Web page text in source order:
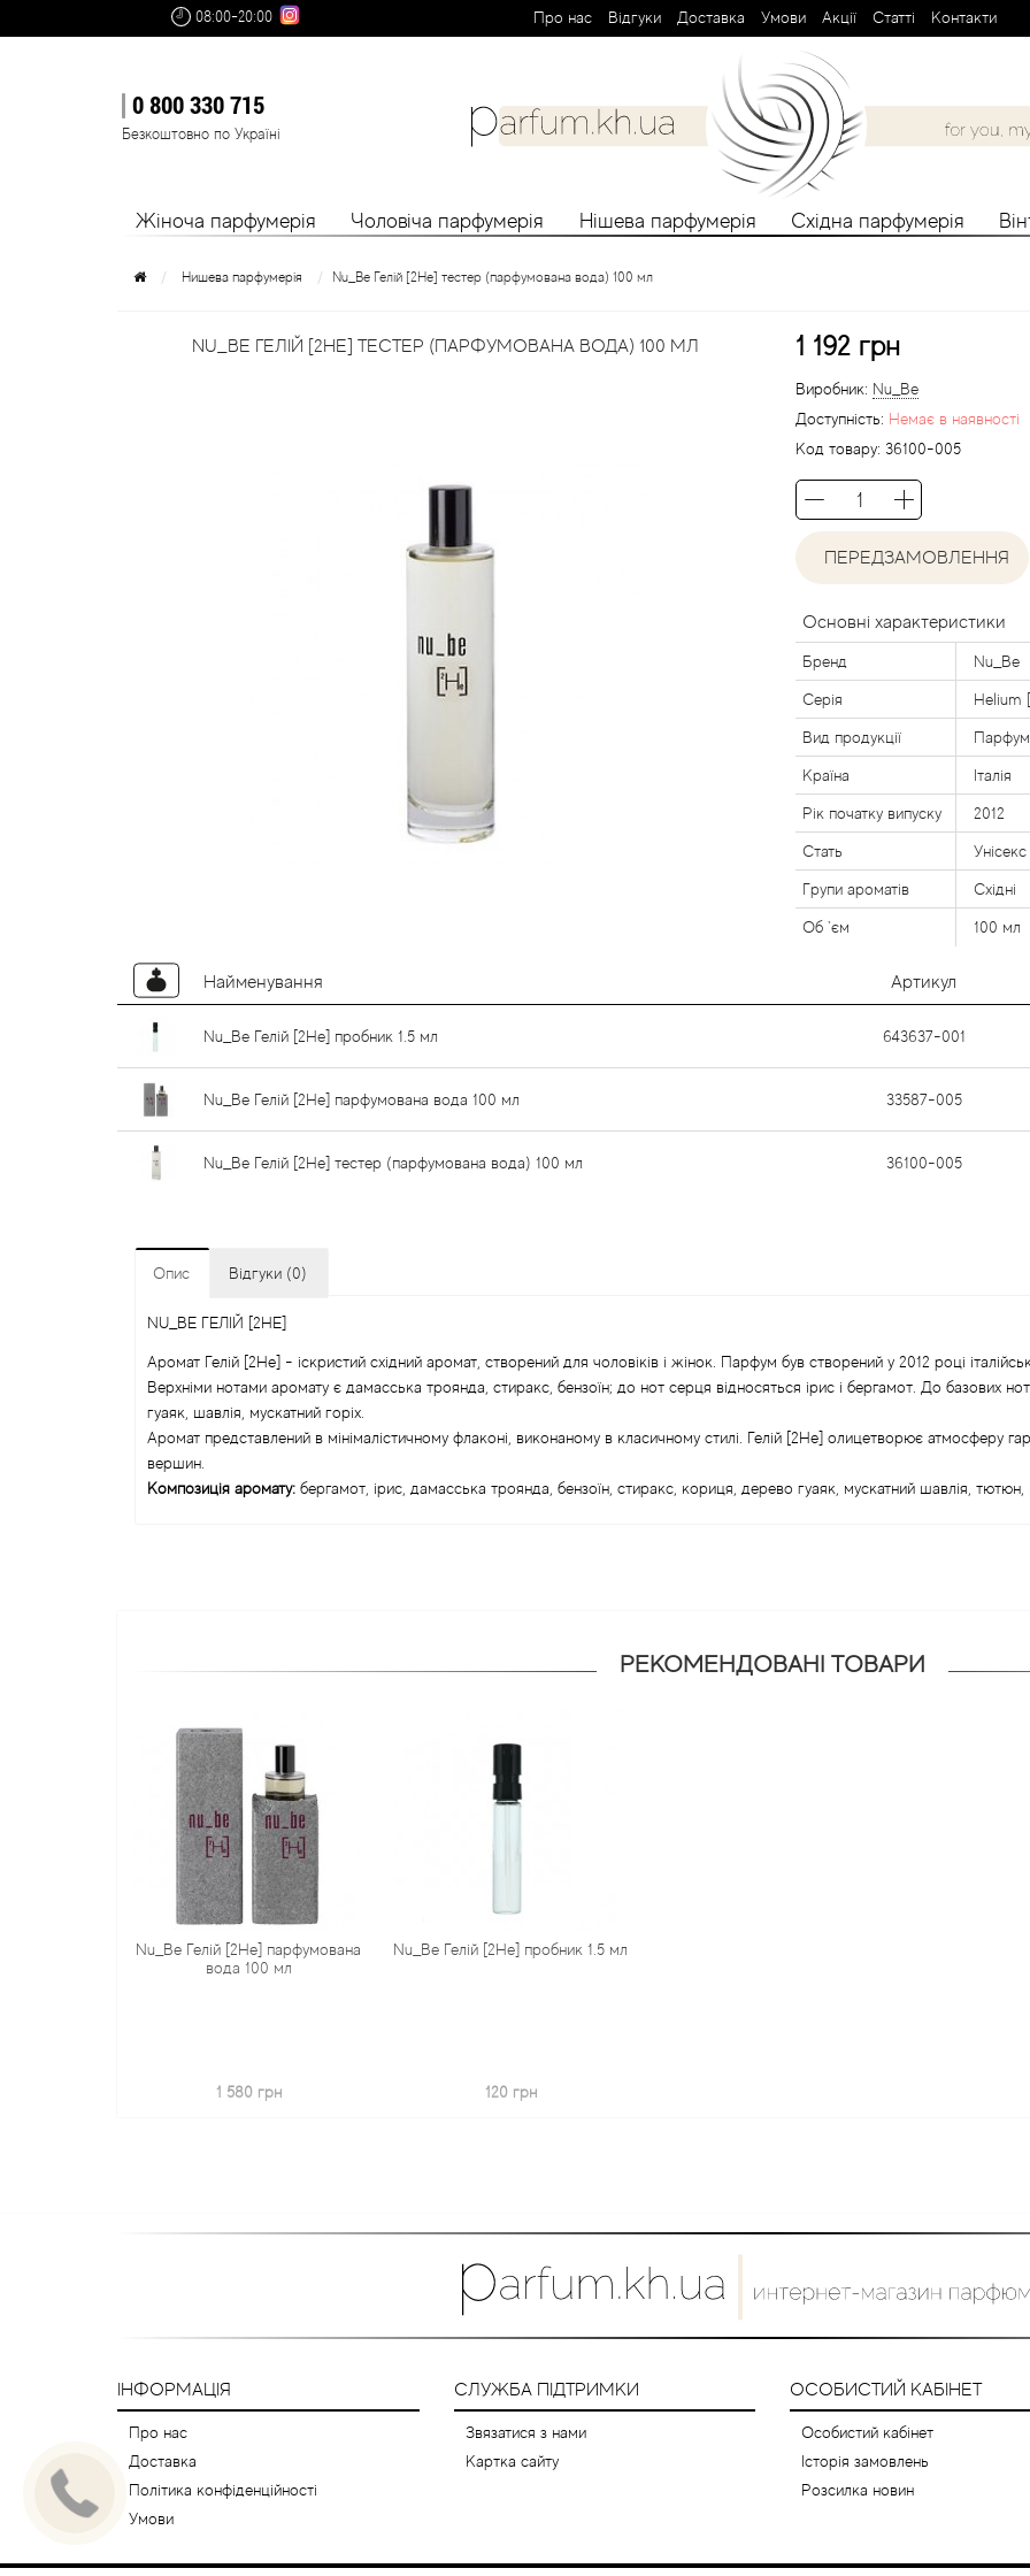
08:00-20:00 Про нас Вiдгуки Доставка Умови Aкції Cтатті Контакти
0 800 330 715
Безкоштовно по Україні
Жіноча парфумерія Чоловіча парфумерія Нішева парфумерія Східна парфумерія
Нишева парфумерія Nu_Be Гелій [2He] тестер (парфумована вода) 100 мл
NU_BE ГЕЛІЙ [2HE] ТЕСТЕР (ПАРФУМОВАНА ВОДА) 100 МЛ 1 192 грн
Виробник: Nu_Be
Доступність: Немає в наявності
Код товару: 36100-005
ПЕРЕДЗАМОВЛЕННЯ
Основні характеристики
Бренд Nu_Be
Серія Helium
Вид продукції
Країна Італія
Рік початку випуску 2012
Стать Унісекс
Групи ароматів Східні
Об `єм 100 мл
Найменування Артикул
Nu_Be Гелій [2He] пробник 1.5 мл 643637-001
Nu_Be Гелій [2He] парфумована вода 100 мл 33587-005
Nu_Be Гелій [2He] тестер (парфумована вода) 100 мл 36100-005
Опис Відгуки (0)
NU_BE ГЕЛІЙ [2HE]
Аромат Гелій [2He] - іскристий східний аромат, створений для чоловіків і жінок. Парфум був створений у 2012 році
Верхніми нотами аромату є дамасська троянда, стиракс, бензоїн; до нот серця відносяться ірис і бергамот. До базових
гуаяк, шавлія, мускатний горіх.
Аромат представлений в мінімалістичному флаконі, виконаному в класичному стилі. Гелій [2He] олицетворює атмосферу
вершин.
Композиція аромату: бергамот, ірис, дамасська троянда, бензоїн, стиракс, кориця, дерево гуаяк, мускатний шавлія, тютюн,
РЕКОМЕНДОВАНІ ТОВАРИ
Nu_Be Гелій [2He] парфумована
вода 100 мл
1 580 грн
Nu_Be Гелій [2He] пробник 1.5 мл
120 грн
ІНФОРМАЦІЯ
Про нас
Доставка
Політика конфіденційності
Умови
СЛУЖБА ПІДТРИМКИ
Звязатися з нами
Картка сайту
ОСОБИСТИЙ КАБІНЕТ
Особистий кабінет
Історія замовлень
Розсилка новин